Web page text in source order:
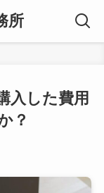
所
入した費用
？